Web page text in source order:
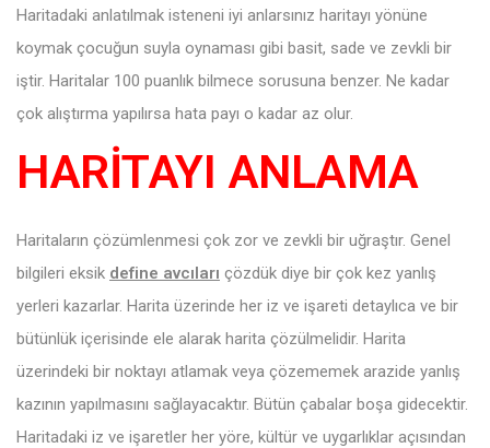
Haritadaki anlatılmak isteneni iyi anlarsınız haritayı yönüne
koymak çocuğun suyla oynaması gibi basit, sade ve zevkli bir
iştir. Haritalar 100 puanlık bilmece sorusuna benzer. Ne kadar
çok alıştırma yapılırsa hata payı o kadar az olur.
HARİTAYI ANLAMA
Haritaların çözümlenmesi çok zor ve zevkli bir uğraştır. Genel
bilgileri eksik define avcıları çözdük diye bir çok kez yanlış
yerleri kazarlar. Harita üzerinde her iz ve işareti detaylıca ve bir
bütünlük içerisinde ele alarak harita çözülmelidir. Harita
üzerindeki bir noktayı atlamak veya çözememek arazide yanlış
kazının yapılmasını sağlayacaktır. Bütün çabalar boşa gidecektir.
Haritadaki iz ve işaretler her yöre, kültür ve uygarlıklar açısından